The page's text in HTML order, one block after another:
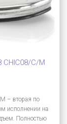
CHIC08/C/M
– вторая по
исполнении на
Полностью